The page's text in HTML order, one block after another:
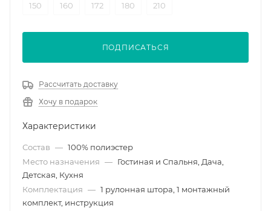
150 160 172 180 210
ПОДПИСАТЬСЯ
Рассчитать доставку
Хочу в подарок
Характеристики
Состав — 100% полиэстер
Место назначения — Гостиная и Спальня, Дача,
Детская, Кухня
Комплектация — 1 рулонная штора, 1 монтажный
комплект, инструкция